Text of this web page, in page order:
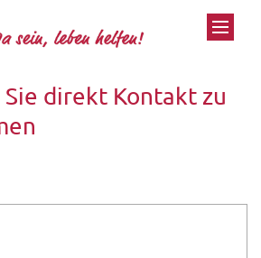
direkt Kontakt zu